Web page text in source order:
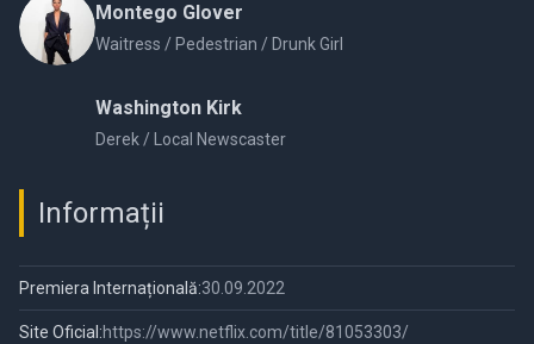
Montego Glover
Waitress / Pedestrian / Drunk Girl
Washington Kirk
Derek / Local Newscaster
Informații
Premiera Internațională:30.09.2022
Site Oficial:https://www.netflix.com/title/81053303/